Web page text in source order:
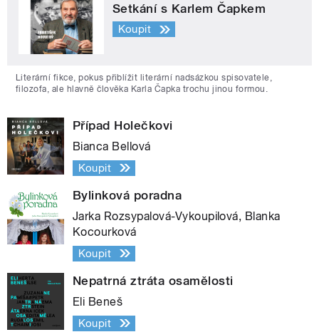
Setkání s Karlem Čapkem
Koupit
Literární fikce, pokus přiblížit literární nadsázkou spisovatele,
filozofa, ale hlavně člověka Karla Čapka trochu jinou formou.
Případ Holečkovi
Bianca Bellová
Koupit
Bylinková poradna
Jarka Rozsypalová-Vykoupilová, Blanka
Kocourková
Koupit
Nepatrná ztráta osamělosti
Eli Beneš
Koupit